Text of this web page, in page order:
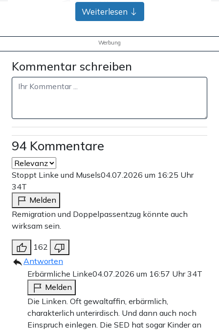
Bank-Überweisung
Weiterlesen
Werbung
Kommentar schreiben
94 Kommentare
Stoppt Linke und Musels04.07.2026 um 16:25 Uhr
34T
Melden
Remigration und Doppelpassentzug könnte auch
wirksam sein.
162
Antworten
Erbärmliche Linke04.07.2026 um 16:57 Uhr34T
Melden
Die Linken. Oft gewaltaffin, erbärmlich,
charakterlich unterirdisch. Und dann auch noch
Einspruch einlegen. Die SED hat sogar Kinder an